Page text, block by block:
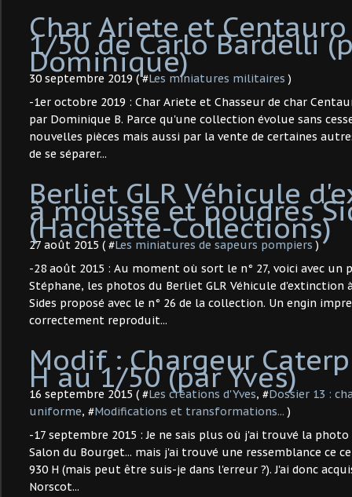
Char Ariete et
1/50 de Carlo Bardelli
Dominique)
30 septembre 2019 ( #Les miniatures militaires )
-1er octobre 2019 : Char Ariete et Chasseur de char
par Dominique B. Parce qu'une collection évolue sans
nouvelles pièces mais aussi par la vente de certaines
de se séparer...
Berliet GLR Véhicule
à mousse et poudres
(Hachette-Collections)
27 août 2015 ( #Les miniatures de sapeurs pompiers )
-28 août 2015 : Au moment où sort le n° 27, voici avec un
Stéphane, les photos du Berliet GLR Véhicule d'extinction
Sides proposé avec le n° 26 de la collection. Un engin
correctement reproduit...
Modif : Chargeur
H au 1/50 (par Yves)
16 septembre 2015 ( #Les créations d'Yves, #Dossier 13 :
uniforme, #Modifications et transformations... )
-17 septembre 2015 : Je ne sais plus où j'ai trouvé la
Salon du Bourget... mais j'ai trouvé une ressemblance ce
930 H (mais peut être suis-je dans l'erreur ?). J'ai donc
Norscot...